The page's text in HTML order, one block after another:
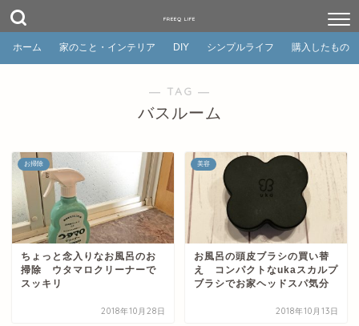
FREEQ LIFE
ホーム 家のこと・インテリア DIY シンプルライフ 購入したもの
― TAG ―
バスルーム
お掃除
ちょっと念入りなお風呂のお
掃除 ウタマロクリーナーで
スッキリ
2018年10月28日
美容
お風呂の頭皮ブラシの買い替
え コンパクトなukaスカルプ
ブラシでお家ヘッドスパ気分
2018年10月13日